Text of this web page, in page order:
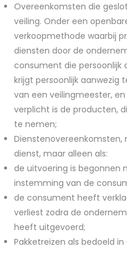
Overeenkomsten die
veiling. Onder een
verkoopmethode waarbij
diensten door de
consument die persoonlijk
krijgt persoonlijk aanwezig
van een veilingmeester,
verplicht is de producten,
te nemen;
Dienstenovereenkomsten,
dienst, maar alleen als:
de uitvoering is begonnen
instemming van de
de consument heeft
verliest zodra de
heeft uitgevoerd;
Pakketreizen als bedoeld in